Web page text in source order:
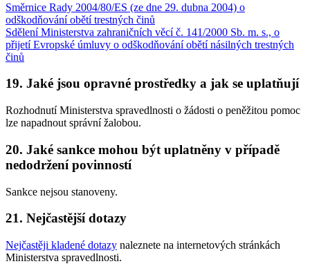
Směrnice Rady 2004/80/ES (ze dne 29. dubna 2004) o
odškodňování obětí trestných činů
Sdělení Ministerstva zahraničních věcí č. 141/2000 Sb. m. s., o
přijetí Evropské úmluvy o odškodňování obětí násilných trestných
činů
19. Jaké jsou opravné prostředky a jak se uplatňují
Rozhodnutí Ministerstva spravedlnosti o žádosti o peněžitou pomoc
lze napadnout správní žalobou.
20. Jaké sankce mohou být uplatněny v případě
nedodržení povinností
Sankce nejsou stanoveny.
21. Nejčastější dotazy
Nejčastěji kladené dotazy naleznete na internetových stránkách
Ministerstva spravedlnosti.